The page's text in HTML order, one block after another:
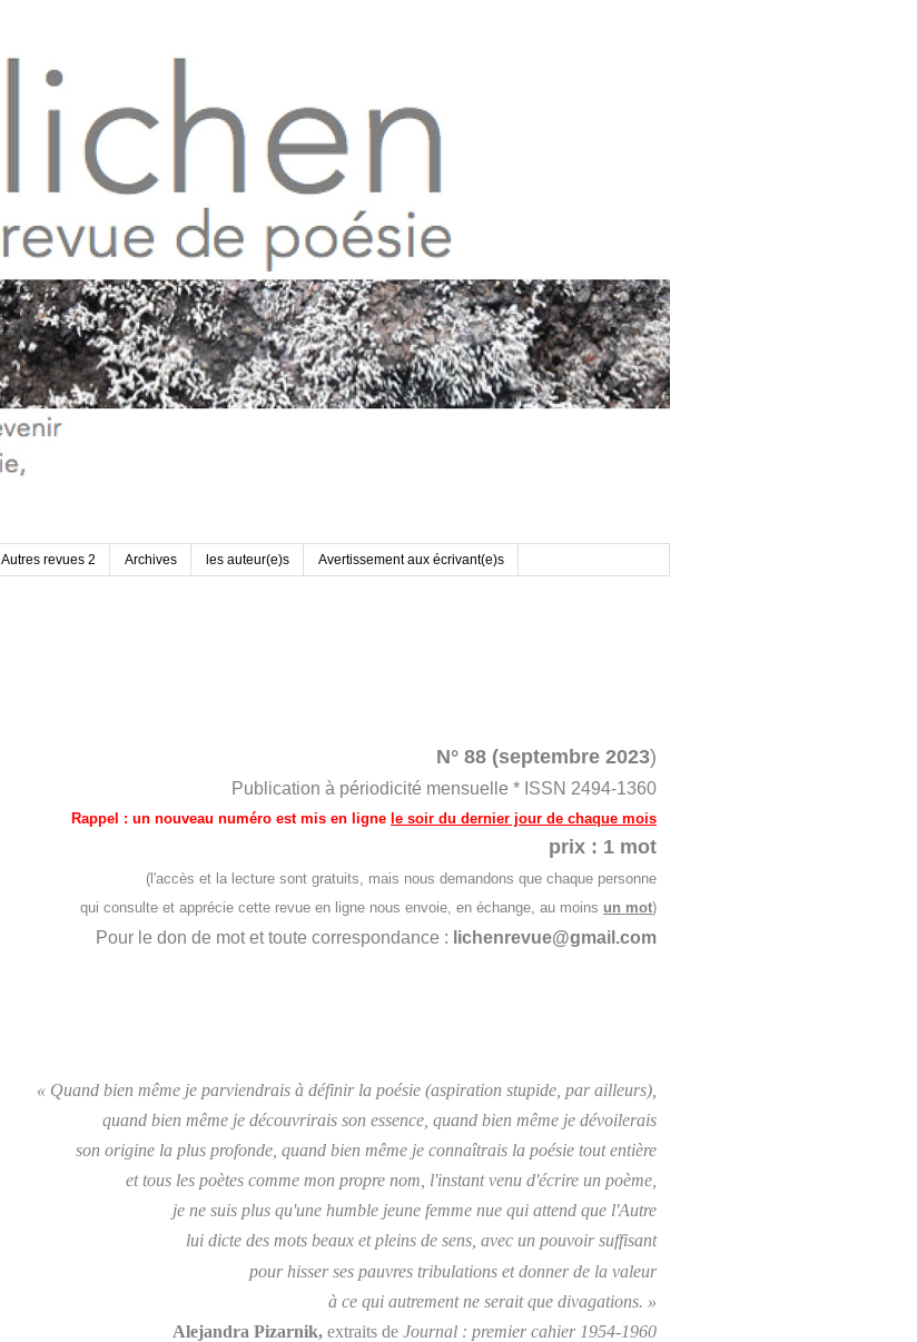
Autres revues 2 Archives les auteur(e)s Avertissement aux écrivant(e)s
N° 88 (septembre 2023)
Publication à périodicité mensuelle * ISSN 2494-1360
Rappel : un nouveau numéro est mis en ligne le soir du dernier jour de chaque mois
prix : 1 mot
(l'accès et la lecture sont gratuits, mais nous demandons que chaque personne
qui consulte et apprécie cette revue en ligne nous envoie, en échange, au moins un mot)
Pour le don de mot et toute correspondance : lichenrevue@gmail.com
« Quand bien même je parviendrais à définir la poésie (aspiration stupide, par ailleurs),
quand bien même je découvrirais son essence, quand bien même je dévoilerais
son origine la plus profonde, quand bien même je connaîtrais la poésie tout entière
et tous les poètes comme mon propre nom, l'instant venu d'écrire un poème,
je ne suis plus qu'une humble jeune femme nue qui attend que l'Autre
lui dicte des mots beaux et pleins de sens, avec un pouvoir suffisant
pour hisser ses pauvres tribulations et donner de la valeur
à ce qui autrement ne serait que divagations. »
Alejandra Pizarnik, extraits de Journal : premier cahier 1954-1960